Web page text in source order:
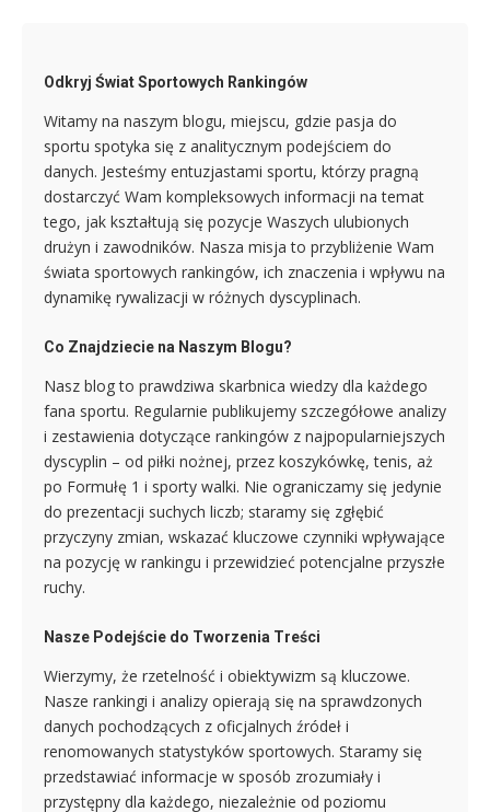
Odkryj Świat Sportowych Rankingów
Witamy na naszym blogu, miejscu, gdzie pasja do
sportu spotyka się z analitycznym podejściem do
danych. Jesteśmy entuzjastami sportu, którzy pragną
dostarczyć Wam kompleksowych informacji na temat
tego, jak kształtują się pozycje Waszych ulubionych
drużyn i zawodników. Nasza misja to przybliżenie Wam
świata sportowych rankingów, ich znaczenia i wpływu na
dynamikę rywalizacji w różnych dyscyplinach.
Co Znajdziecie na Naszym Blogu?
Nasz blog to prawdziwa skarbnica wiedzy dla każdego
fana sportu. Regularnie publikujemy szczegółowe analizy
i zestawienia dotyczące rankingów z najpopularniejszych
dyscyplin – od piłki nożnej, przez koszykówkę, tenis, aż
po Formułę 1 i sporty walki. Nie ograniczamy się jedynie
do prezentacji suchych liczb; staramy się zgłębić
przyczyny zmian, wskazać kluczowe czynniki wpływające
na pozycję w rankingu i przewidzieć potencjalne przyszłe
ruchy.
Nasze Podejście do Tworzenia Treści
Wierzymy, że rzetelność i obiektywizm są kluczowe.
Nasze rankingi i analizy opierają się na sprawdzonych
danych pochodzących z oficjalnych źródeł i
renomowanych statystyków sportowych. Staramy się
przedstawiać informacje w sposób zrozumiały i
przystępny dla każdego, niezależnie od poziomu